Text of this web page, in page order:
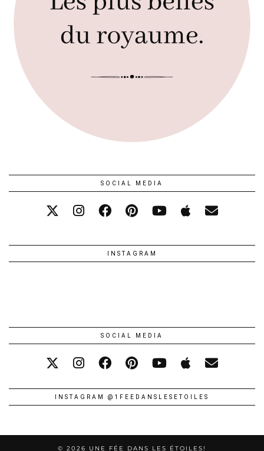
SOCIAL MEDIA
INSTAGRAM
SOCIAL MEDIA
INSTAGRAM @1FEEDANSLESETOILES
© 2026 UNE FÉE DANS LES ÉTOILES!